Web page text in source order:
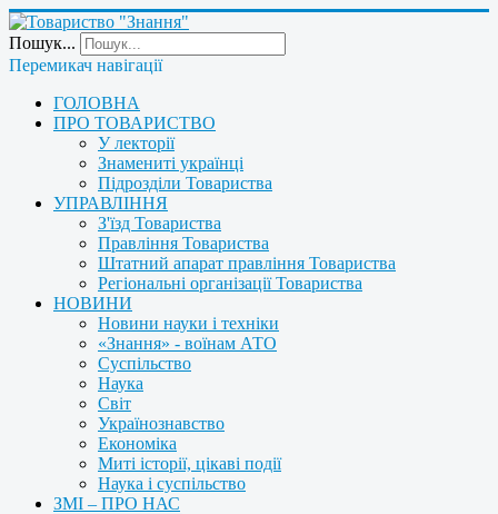
Пошук...
Перемикач навігації
ГОЛОВНА
ПРО ТОВАРИСТВО
У лекторії
Знамениті українці
Підрозділи Товариства
УПРАВЛІННЯ
З'їзд Товариства
Правління Товариства
Штатний апарат правління Товариства
Регіональні організації Товариства
НОВИНИ
Новини науки і техніки
«Знання» - воїнам АТО
Суспільство
Наука
Світ
Українознавство
Економіка
Миті історії, цікаві події
Наука і суспільство
ЗМІ – ПРО НАС